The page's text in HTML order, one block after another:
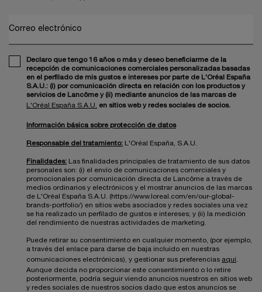
Correo electrónico
Declaro que tengo 16 años o más y deseo beneficiarme de la
recepción de comunicaciones comerciales personalizadas basadas
en el perfilado de mis gustos e intereses por parte de L'Oréal España
S.A.U.: (i) por comunicación directa en relación con los productos y
servicios de Lancôme y (ii) mediante anuncios de las marcas de
L'Oréal España S.A.U. en sitios web y redes sociales de socios.
Información básica sobre protección de datos
Responsable del tratamiento: L'Oréal España, S.A.U.
Finalidades: Las finalidades principales de tratamiento de sus datos
personales son: (i) el envío de comunicaciones comerciales y
promocionales por comunicación directa de Lancôme a través de
medios ordinarios y electrónicos y el mostrar anuncios de las marcas
de L'Oréal España S.A.U. (https://www.loreal.com/en/our-global-
brands-portfolio/) en sitios webs asociados y redes sociales una vez
se ha realizado un perfilado de gustos e intereses; y (ii) la medición
del rendimiento de nuestras actividades de marketing.
Puede retirar su consentimiento en cualquier momento, (por ejemplo,
a través del enlace para darse de baja incluido en nuestras
comunicaciones electrónicas), y gestionar sus preferencias aquí.
Aunque decida no proporcionar este consentimiento o lo retire
posteriormente, podría seguir viendo anuncios nuestros en sitios web
y redes sociales de nuestros socios dado que estos anuncios se